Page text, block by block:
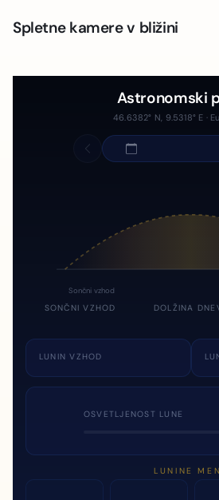
Spletne kamere v bližini
Astronomski
46.6382° N, 9.5318° E ·
Sončni vzhod
SONČNI VZHOD DOLŽINA
LUNIN VZHOD
OSVETLJENOST LUNE
LUNINE